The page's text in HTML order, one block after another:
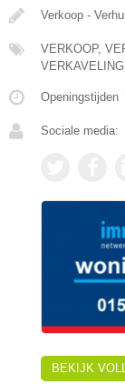
Verkoop -
VERKOOP,
Openingstijden
Sociale media:
BEKIJK